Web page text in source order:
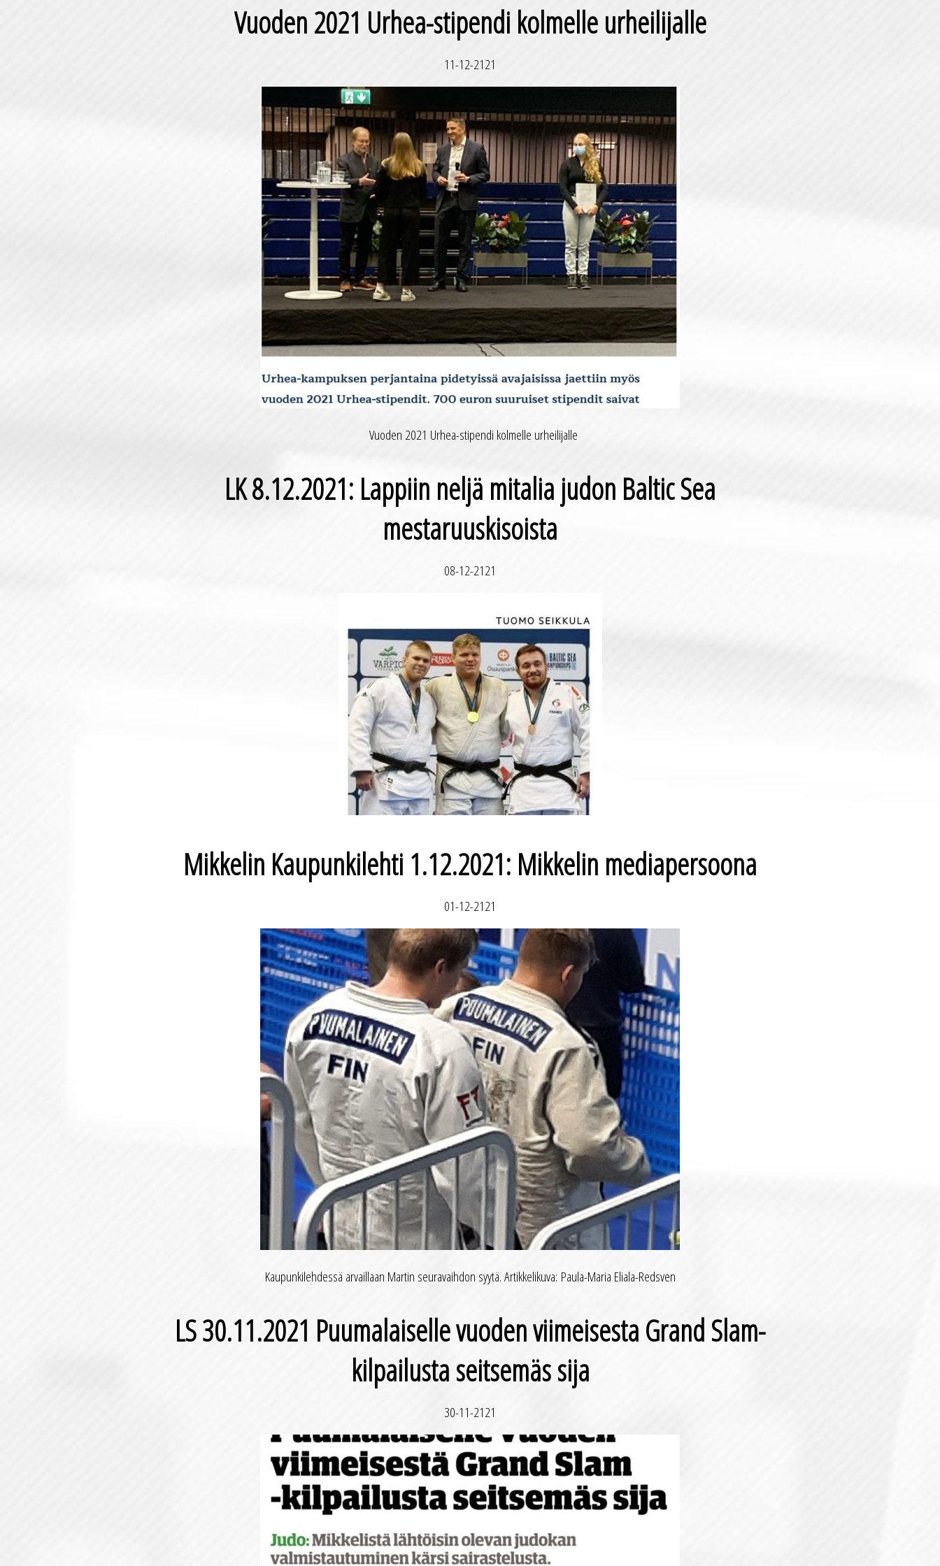
Vuoden 2021 Urhea-stipendi kolmelle urheilijalle
11-12-2121
Vuoden 2021 Urhea-stipendi kolmelle urheilijalle
LK 8.12.2021: Lappiin neljä mitalia judon Baltic Sea
mestaruuskisoista
08-12-2121
Mikkelin Kaupunkilehti 1.12.2021: Mikkelin mediapersoona
01-12-2121
Kaupunkilehdessä arvaillaan Martin seuravaihdon syytä. Artikkelikuva: Paula-Maria Eliala-Redsven
LS 30.11.2021 Puumalaiselle vuoden viimeisesta Grand Slam-
kilpailusta seitsemäs sija
30-11-2121